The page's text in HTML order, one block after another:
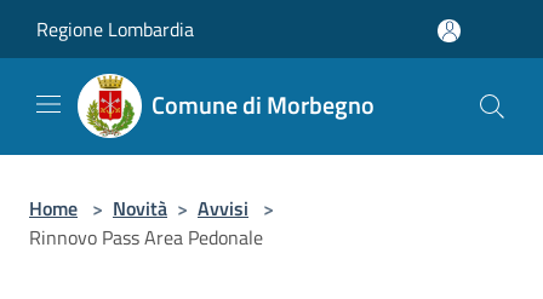
Regione Lombardia
Comune di Morbegno
Home > Novità > Avvisi >
Rinnovo Pass Area Pedonale